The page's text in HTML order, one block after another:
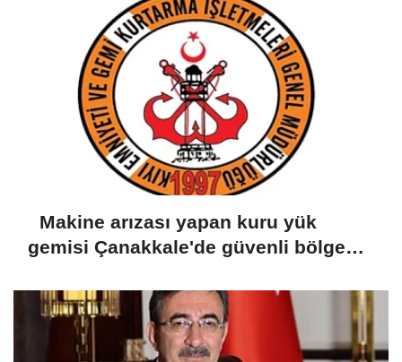
Makine arızası yapan kuru yük
gemisi Çanakkale'de güvenli bölgeye